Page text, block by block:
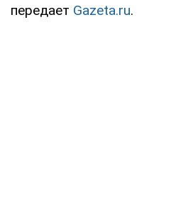
передает Gazeta.ru.